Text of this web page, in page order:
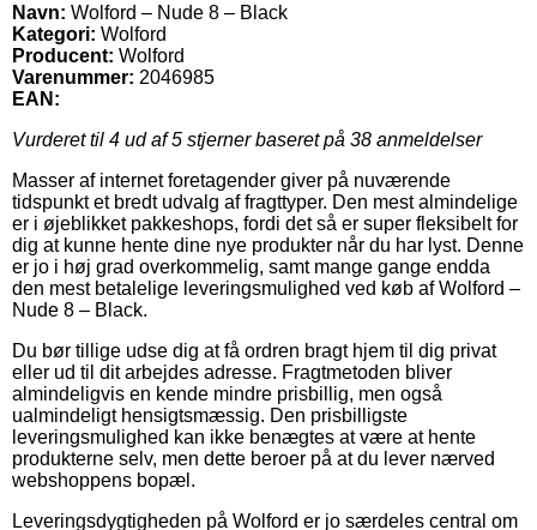
Navn: Wolford – Nude 8 – Black
Kategori: Wolford
Producent: Wolford
Varenummer: 2046985
EAN:
Vurderet til 4 ud af 5 stjerner baseret på 38 anmeldelser
Masser af internet foretagender giver på nuværende
tidspunkt et bredt udvalg af fragttyper. Den mest almindelige
er i øjeblikket pakkeshops, fordi det så er super fleksibelt for
dig at kunne hente dine nye produkter når du har lyst. Denne
er jo i høj grad overkommelig, samt mange gange endda
den mest betalelige leveringsmulighed ved køb af Wolford –
Nude 8 – Black.
Du bør tillige udse dig at få ordren bragt hjem til dig privat
eller ud til dit arbejdes adresse. Fragtmetoden bliver
almindeligvis en kende mindre prisbillig, men også
ualmindeligt hensigtsmæssig. Den prisbilligste
leveringsmulighed kan ikke benægtes at være at hente
produkterne selv, men dette beroer på at du lever nærved
webshoppens bopæl.
Leveringsdygtigheden på Wolford er jo særdeles central om